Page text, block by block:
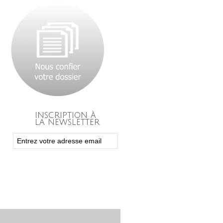
INSCRIPTION À
LA NEWSLETTER